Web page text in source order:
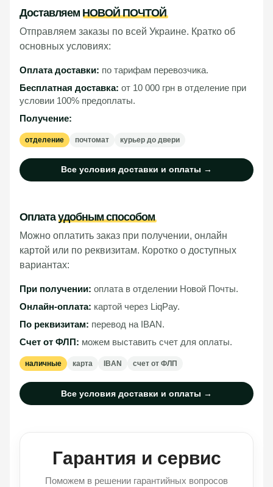
Доставляем НОВОЙ ПОЧТОЙ
Отправляем заказы по всей Украине. Кратко об
основных условиях:
Оплата доставки: по тарифам перевозчика.
Бесплатная доставка: от 10 000 грн в отделение при
условии 100% предоплаты.
Получение:
отделение почтомат курьер до двери
Все условия доставки и оплаты →
Оплатаудобным способом
Можно оплатить заказ при получении, онлайн
картой или по реквизитам. Коротко о доступных
вариантах:
При получении: оплата в отделении Новой Почты.
Онлайн-оплата: картой через LiqPay.
По реквизитам: перевод на IBAN.
Счет от ФЛП: можем выставить счет для оплаты.
наличные карта IBAN счет от ФЛП
Все условия доставки и оплаты →
Гарантия и сервис
Поможем в решении гарантийных вопросов